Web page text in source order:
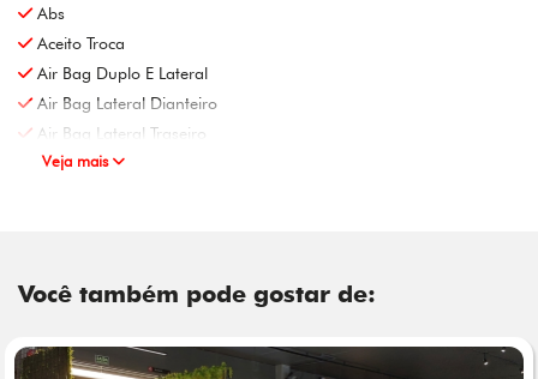
Abs
Aceito Troca
Air Bag Duplo E Lateral
Air Bag Lateral Dianteiro
Air Bag Lateral Traseiro
Veja mais
Você também pode gostar de: